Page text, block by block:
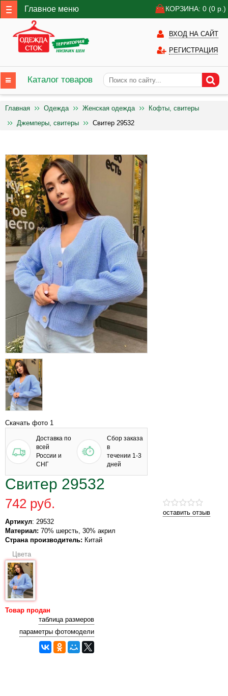
Главное меню КОРЗИНА: 0 (0 р.)
ВХОД НА САЙТ
РЕГИСТРАЦИЯ
Каталог товаров
Главная Одежда Женская одежда
Кофты, свитеры
Джемперы, свитеры
Свитер 29532
Скачать фото 1
Доставка по
всей
России и
СНГ
Сбор заказа
в
течении 1-3
дней
Свитер 29532
оставить отзыв
742 руб.
Артикул: 29532
Материал: 70% шерсть, 30% акрил
Страна производитель: Китай
Цвета
Товар продан
таблица размеров
параметры фотомодели